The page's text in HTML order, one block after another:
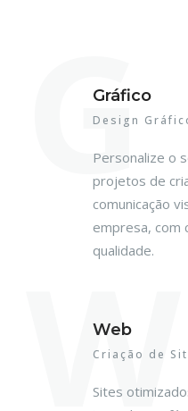
G
Gráfico
Design
Personalize o
projetos de
comunicação
empresa, com
qualidade.
W
Web
Criação de
Sites